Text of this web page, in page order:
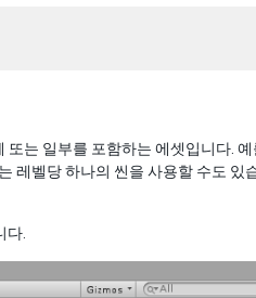
는 일부를 포함하는 에셋입니다.
레벨당 하나의 씬을 사용할 수도 있
다.